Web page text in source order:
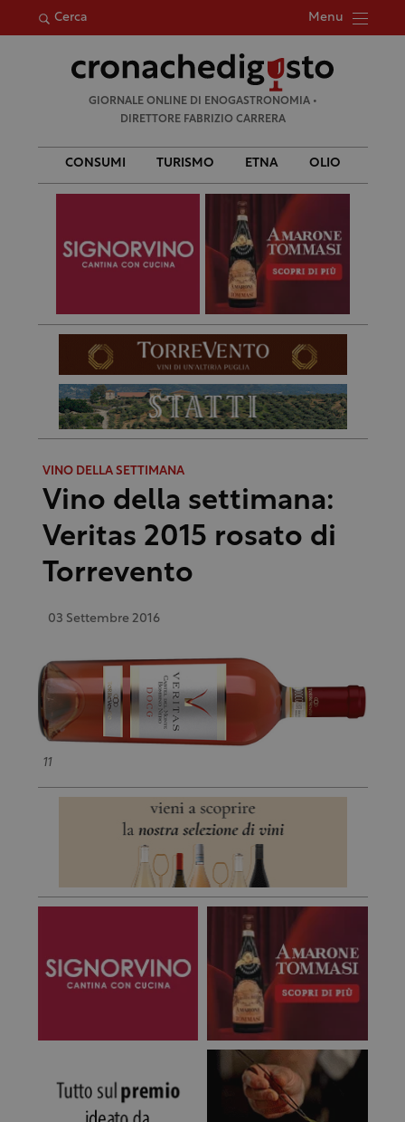
Cerca Menu
per:
GIORNALE ONLINE DI ENOGASTRONOMIA •
DIRETTORE FABRIZIO CARRERA
CONSUMI TURISMO ETNA OLIO
VINO DELLA SETTIMANA
Vino della settimana:
Veritas 2015 rosato di
Torrevento
03 Settembre 2016
11